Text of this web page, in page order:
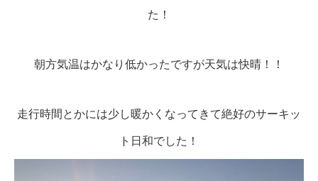
た！
朝方気温はかなり低かったですが天気は快晴！！
走行時間とかには少し暖かくなってきて絶好のサーキッ
ト日和でした！